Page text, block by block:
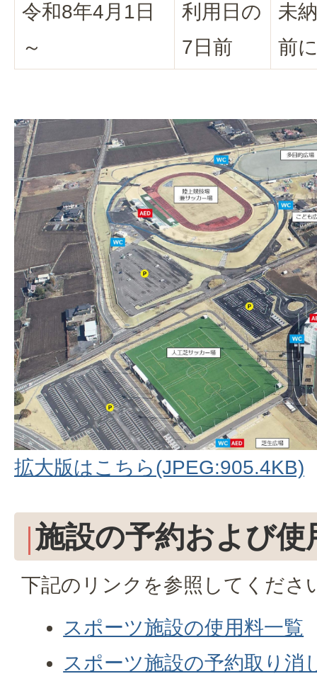
令和8年4月1日
～
利用日の
7日前
未
前
拡大版はこちら(JPEG:905.4KB)
施設の予約および使
下記のリンクを参照してくださ
スポーツ施設の使用料一覧
スポーツ施設の予約取り消